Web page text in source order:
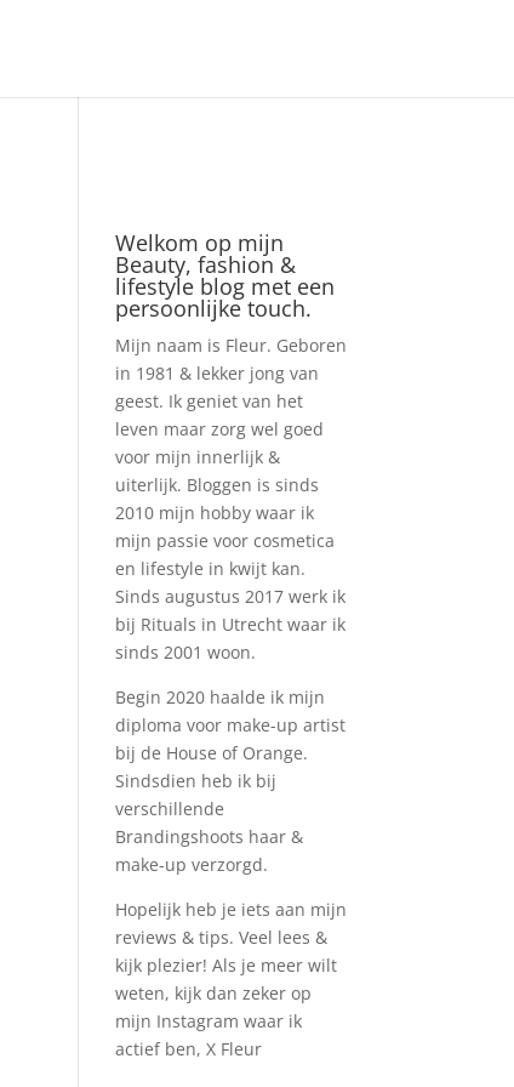
Welkom op mijn
Beauty, fashion &
lifestyle blog met een
persoonlijke touch.
Mijn naam is Fleur. Geboren
in 1981 & lekker jong van
geest. Ik geniet van het
leven maar zorg wel goed
voor mijn innerlijk &
uiterlijk. Bloggen is sinds
2010 mijn hobby waar ik
mijn passie voor cosmetica
en lifestyle in kwijt kan.
Sinds augustus 2017 werk ik
bij Rituals in Utrecht waar ik
sinds 2001 woon.
Begin 2020 haalde ik mijn
diploma voor make-up artist
bij de House of Orange.
Sindsdien heb ik bij
verschillende
Brandingshoots haar &
make-up verzorgd.
Hopelijk heb je iets aan mijn
reviews & tips. Veel lees &
kijk plezier! Als je meer wilt
weten, kijk dan zeker op
mijn Instagram waar ik
actief ben, X Fleur